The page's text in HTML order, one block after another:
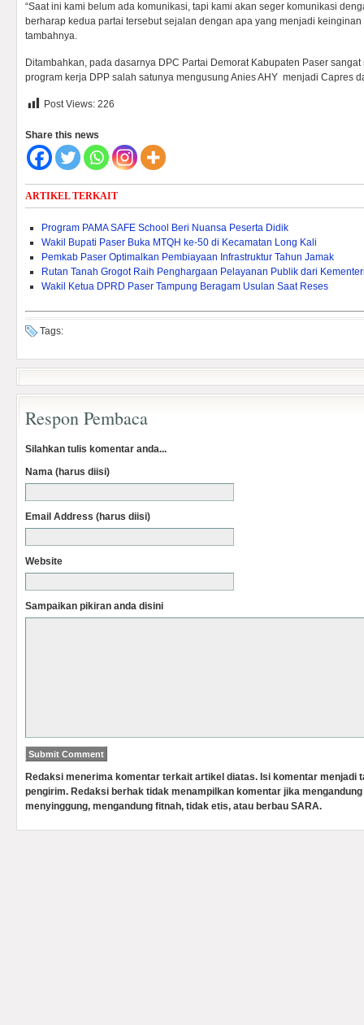
“Saat ini kami belum ada komunikasi, tapi kami akan seger komunikasi
berharap kedua partai tersebut sejalan dengan apa yang menjadi keinginan
tambahnya.
Ditambahkan, pada dasarnya DPC Partai Demorat Kabupaten Paser
program kerja DPP salah satunya mengusung Anies AHY menjadi Capres
Post Views: 226
Share this news
ARTIKEL TERKAIT
Program PAMA SAFE School Beri Nuansa Peserta Didik
Wakil Bupati Paser Buka MTQH ke-50 di Kecamatan Long Kali
Pemkab Paser Optimalkan Pembiayaan Infrastruktur Tahun Jamak
Rutan Tanah Grogot Raih Penghargaan Pelayanan Publik dari
Wakil Ketua DPRD Paser Tampung Beragam Usulan Saat Reses
Tags:
Respon Pembaca
Silahkan tulis komentar anda...
Nama (harus diisi)
Email Address (harus diisi)
Website
Sampaikan pikiran anda disini
Redaksi menerima komentar terkait artikel diatas. Isi komentar menjadi
pengirim. Redaksi berhak tidak menampilkan komentar jika
menyinggung, mengandung fitnah, tidak etis, atau berbau SARA.